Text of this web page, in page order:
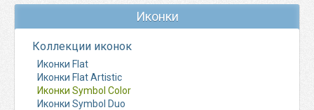
Иконки
Коллекции иконок
Иконки Flat
Иконки Flat Artistic
Иконки Symbol Color
Иконки Symbol Duo